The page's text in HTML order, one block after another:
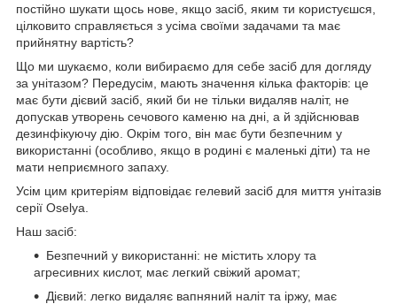
постійно шукати щось нове, якщо засіб, яким ти користуєшся,
цілковито справляється з усіма своїми задачами та має
прийнятну вартість?
Що ми шукаємо, коли вибираємо для себе засіб для догляду
за унітазом? Передусім, мають значення кілька факторів: це
має бути дієвий засіб, який би не тільки видаляв наліт, не
допускав утворень сечового каменю на дні, а й здійснював
дезинфікуючу дію. Окрім того, він має бути безпечним у
використанні (особливо, якщо в родині є маленькі діти) та не
мати неприємного запаху.
Усім цим критеріям відповідає гелевий засіб для миття унітазів
серії Oselya.
Наш засіб:
Безпечний у використанні: не містить хлору та
агресивних кислот, має легкий свіжий аромат;
Дієвий: легко видаляє вапняний наліт та іржу, має